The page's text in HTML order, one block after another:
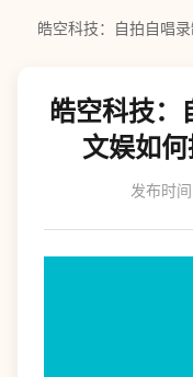
皓空科技：自拍自唱
皓空科技：
文娱如
发布时